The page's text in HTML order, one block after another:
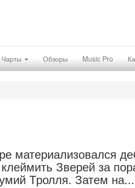
Чарты Обзоры Music Pro
материализовался
Зверей за
Тролля. Затем на...